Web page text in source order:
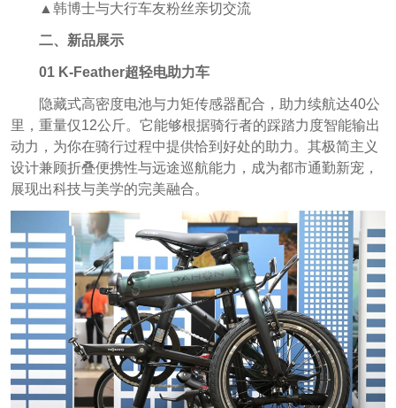
▲韩博士与大行车友粉丝亲切交流
二、新品展示
01 K-Feather超轻电助力车
隐藏式高密度电池与力矩传感器配合，助力续航达40公
里，重量仅12公斤。它能够根据骑行者的踩踏力度智能输出
动力，为你在骑行过程中提供恰到好处的助力。其极简主义
设计兼顾折叠便携性与远途巡航能力，成为都市通勤新宠，
展现出科技与美学的完美融合。